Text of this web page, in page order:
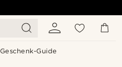
Geschenk-Guide